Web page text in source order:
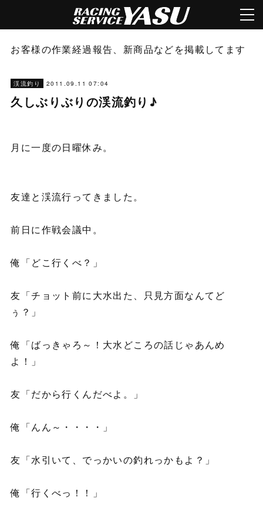
お客様の作業経過報告、新商品などを掲載してます
渓流釣り 2011.09.11 07:04
久しぶりぶりの渓流釣り♪
月に一度の日曜休み。
友達と渓流行ってきました。
前日に作戦会議中。
俺「どこ行くべ？」
友「チョット前に大水出た、只見方面なんてど
ぅ？」
俺「ばっきゃろ～！大水どころの話じゃあんめ
よ！」
友「だから行くんだべよ。」
俺「んん～・・・・」
友「水引いて、でっかいの釣れっかもよ？」
俺「行くべっ！！」